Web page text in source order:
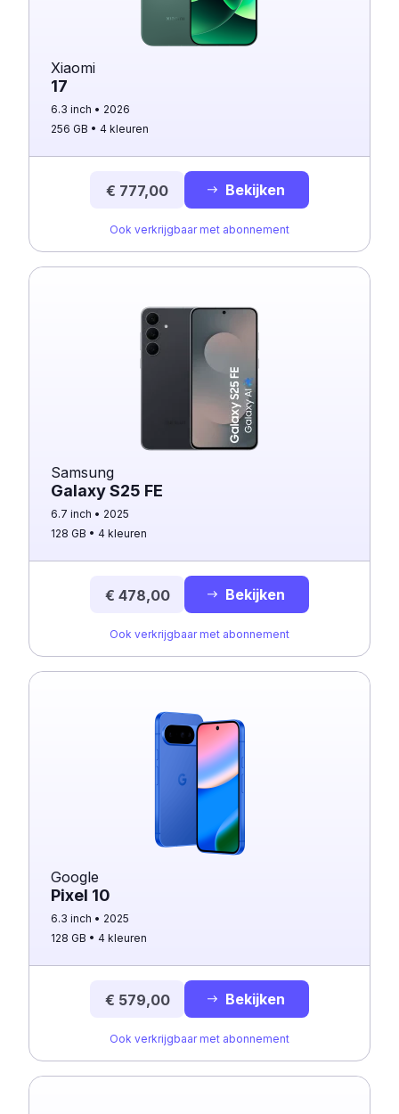
Xiaomi
17
6.3 inch
2026
256 GB
4 kleuren
€ 777,00 Bekijken
Ook verkrijgbaar met abonnement
Samsung
Galaxy S25 FE
6.7 inch
2025
128 GB
4 kleuren
€ 478,00 Bekijken
Ook verkrijgbaar met abonnement
Google
Pixel 10
6.3 inch
2025
128 GB
4 kleuren
€ 579,00 Bekijken
Ook verkrijgbaar met abonnement